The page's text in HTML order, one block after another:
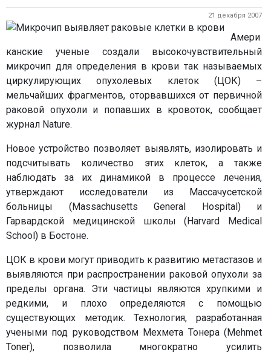
21 декабря 2007
Амери
канские ученые создали высокочувствительный
микрочип для определения в крови так называемых
циркулирующих опухолевых клеток (ЦОК) –
мельчайших фрагментов, оторвавшихся от первичной
раковой опухоли и попавших в кровоток, сообщает
журнал Nature.
Новое устройство позволяет выявлять, изолировать и
подсчитывать количество этих клеток, а также
наблюдать за их динамикой в процессе лечения,
утверждают исследователи из Массачусетской
больницы (Massachusetts General Hospital) и
Гарвардской медицинской школы (Harvard Medical
School) в Бостоне.
ЦОК в крови могут приводить к развитию метастазов и
выявляются при распространении раковой опухоли за
пределы органа. Эти частицы являются хрупкими и
редкими, и плохо определяются с помощью
существующих методик. Технология, разработанная
учеными под руководством Мехмета Тонера (Mehmet
Toner), позволила многократно усилить